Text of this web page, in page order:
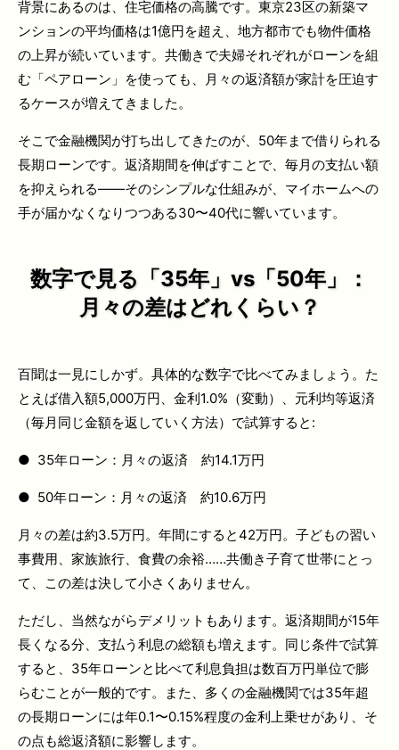
背景にあるのは、住宅価格の高騰です。東京23区の新築マ
ンションの平均価格は1億円を超え、地方都市でも物件価格
の上昇が続いています。共働きで夫婦それぞれがローンを組
む「ペアローン」を使っても、月々の返済額が家計を圧迫す
るケースが増えてきました。
そこで金融機関が打ち出してきたのが、50年まで借りられる
長期ローンです。返済期間を伸ばすことで、毎月の支払い額
を抑えられる——そのシンプルな仕組みが、マイホームへの
手が届かなくなりつつある30〜40代に響いています。
数字で見る「35年」vs「50年」：
月々の差はどれくらい？
百聞は一見にしかず。具体的な数字で比べてみましょう。た
とえば借入額5,000万円、金利1.0%（変動）、元利均等返済
（毎月同じ金額を返していく方法）で試算すると:
● 35年ローン：月々の返済 約14.1万円
● 50年ローン：月々の返済 約10.6万円
月々の差は約3.5万円。年間にすると42万円。子どもの習い
事費用、家族旅行、食費の余裕……共働き子育て世帯にとっ
て、この差は決して小さくありません。
ただし、当然ながらデメリットもあります。返済期間が15年
長くなる分、支払う利息の総額も増えます。同じ条件で試算
すると、35年ローンと比べて利息負担は数百万円単位で膨
らむことが一般的です。また、多くの金融機関では35年超
の長期ローンには年0.1〜0.15%程度の金利上乗せがあり、そ
の点も総返済額に影響します。